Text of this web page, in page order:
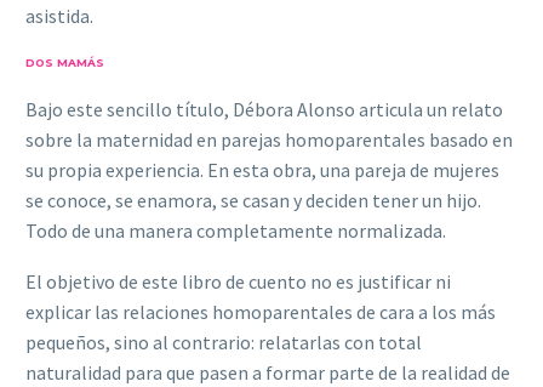
asistida.
DOS MAMÁS
Bajo este sencillo título, Débora Alonso articula un relato
sobre la maternidad en parejas homoparentales basado en
su propia experiencia. En esta obra, una pareja de mujeres
se conoce, se enamora, se casan y deciden tener un hijo.
Todo de una manera completamente normalizada.
El objetivo de este libro de cuento no es justificar ni
explicar las relaciones homoparentales de cara a los más
pequeños, sino al contrario: relatarlas con total
naturalidad para que pasen a formar parte de la realidad de